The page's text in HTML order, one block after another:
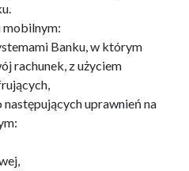
mobilnym:
Banku, w którym
rachunek, z użyciem
uprawnień na